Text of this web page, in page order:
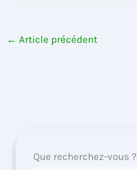
← Article précédent
Que recherchez-vous ?